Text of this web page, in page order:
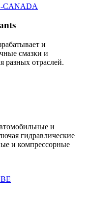
CANADA
и
смазки и
разных отраслей.
и
гидравлические
и компрессорные